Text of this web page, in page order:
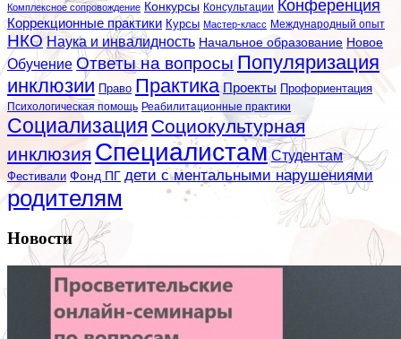
Комплексное сопровождение Конкурсы Консультации Конференция
Коррекционные практики Курсы Мастер-класс Международный опыт
НКО Наука и инвалидность Начальное образование Новое
Обучение Ответы на вопросы Популяризация
инклюзии Право Практика Проекты Профориентация
Психологическая помощь Реабилитационные практики
Социализация Социокультурная
инклюзия Специалистам Студентам
Фестивали Фонд ПГ дети с ментальными нарушениями
родителям
Новости